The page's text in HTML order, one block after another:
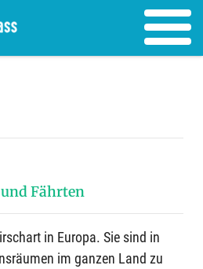
Fährten
in Europa. Sie sind in
im ganzen Land zu